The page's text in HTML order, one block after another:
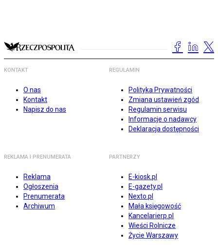
KONTAKT
O nas
Kontakt
Napisz do nas
REGULAMIN
Polityka Prywatności
Zmiana ustawień zgód
Regulamin serwisu
Informacje o nadawcy
Deklaracja dostępności
REKLAMA I PRENUMERATA
Reklama
Ogłoszenia
Prenumerata
Archiwum
PARTNERZY
E-kiosk.pl
E-gazety.pl
Nexto.pl
Mała księgowość
Kancelarierp.pl
Wieści Rolnicze
Życie Warszawy